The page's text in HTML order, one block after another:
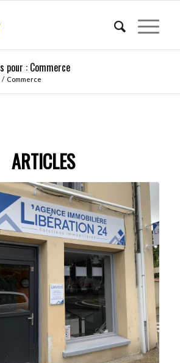
pour : Commerce
/ Commerce
ARTICLES